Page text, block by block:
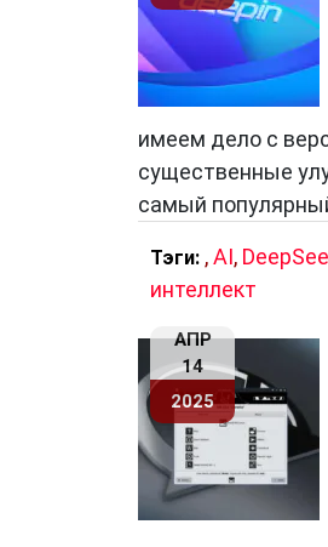
имеем дело с
существенные
самый
Тэги: ,AI,
интеллект
АПР
14
2025